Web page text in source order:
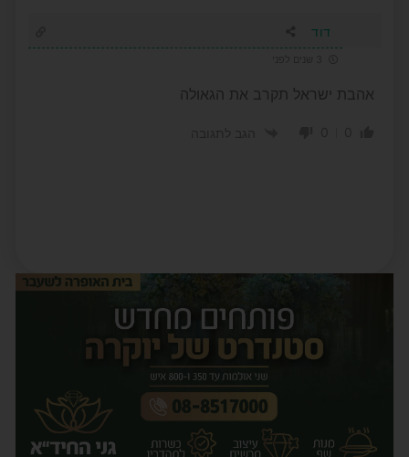
דוד
אהבת ישראל תקרב את הגאולה